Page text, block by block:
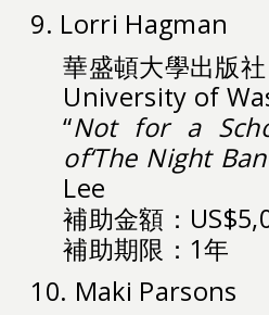
9. Lorri Hagman
華盛頓大學出版社
University of
“Not for a
of‘The Night
Lee
補助金額：
補助期限：1年
10. Maki Parsons